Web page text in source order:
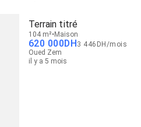
Terrain titré
104 m² Maison
620 000DH3 446 DH /mois
Oued Zem
il y a 5 mois